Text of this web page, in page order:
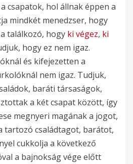
csapatok, hol állnak éppen a
mindkét menedzser, hogy
találkozó, hogy ki végez, ki
hogy ez nem igaz.
és kifejezetten a
nem igaz. Tudjuk,
baráti társaságok,
a két csapat között, így
megnyeri magának a jogot,
tartozó családtagot, barátot,
cukkolja a következő
a bajnokság vége előtt